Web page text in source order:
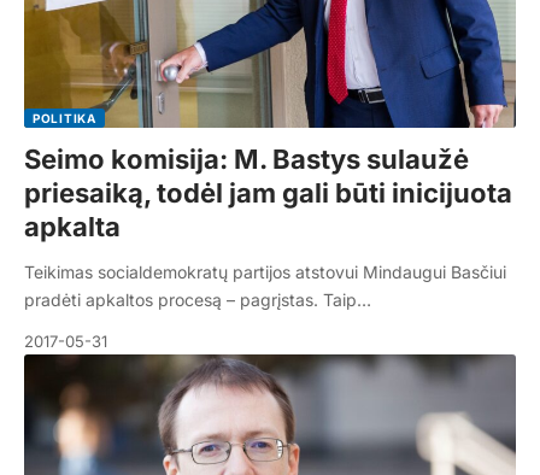
POLITIKA
Seimo komisija: M. Bastys sulaužė
priesaiką, todėl jam gali būti inicijuota
apkalta
Teikimas socialdemokratų partijos atstovui Mindaugui Basčiui
pradėti apkaltos procesą – pagrįstas. Taip…
2017-05-31